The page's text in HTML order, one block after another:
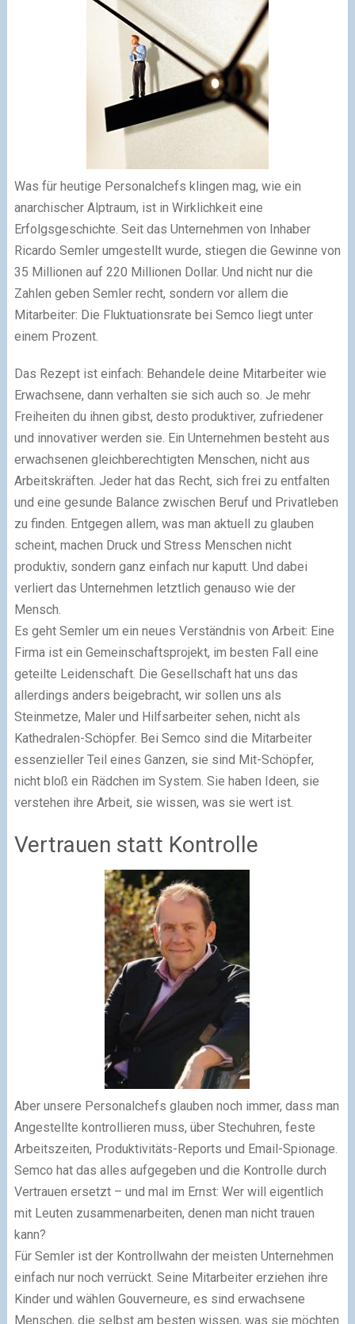
Was für heutige Personalchefs klingen mag, wie ein
anarchischer Alptraum, ist in Wirklichkeit eine
Erfolgsgeschichte. Seit das Unternehmen von Inhaber
Ricardo Semler umgestellt wurde, stiegen die Gewinne von
35 Millionen auf 220 Millionen Dollar. Und nicht nur die
Zahlen geben Semler recht, sondern vor allem die
Mitarbeiter: Die Fluktuationsrate bei Semco liegt unter
einem Prozent.
Das Rezept ist einfach: Behandele deine Mitarbeiter wie
Erwachsene, dann verhalten sie sich auch so. Je mehr
Freiheiten du ihnen gibst, desto produktiver, zufriedener
und innovativer werden sie. Ein Unternehmen besteht aus
erwachsenen gleichberechtigten Menschen, nicht aus
Arbeitskräften. Jeder hat das Recht, sich frei zu entfalten
und eine gesunde Balance zwischen Beruf und Privatleben
zu finden. Entgegen allem, was man aktuell zu glauben
scheint, machen Druck und Stress Menschen nicht
produktiv, sondern ganz einfach nur kaputt. Und dabei
verliert das Unternehmen letztlich genauso wie der
Mensch.
Es geht Semler um ein neues Verständnis von Arbeit: Eine
Firma ist ein Gemeinschaftsprojekt, im besten Fall eine
geteilte Leidenschaft. Die Gesellschaft hat uns das
allerdings anders beigebracht, wir sollen uns als
Steinmetze, Maler und Hilfsarbeiter sehen, nicht als
Kathedralen-Schöpfer. Bei Semco sind die Mitarbeiter
essenzieller Teil eines Ganzen, sie sind Mit-Schöpfer,
nicht bloß ein Rädchen im System. Sie haben Ideen, sie
verstehen ihre Arbeit, sie wissen, was sie wert ist.
Vertrauen statt Kontrolle
Aber unsere Personalchefs glauben noch immer, dass man
Angestellte kontrollieren muss, über Stechuhren, feste
Arbeitszeiten, Produktivitäts-Reports und Email-Spionage.
Semco hat das alles aufgegeben und die Kontrolle durch
Vertrauen ersetzt – und mal im Ernst: Wer will eigentlich
mit Leuten zusammenarbeiten, denen man nicht trauen
kann?
Für Semler ist der Kontrollwahn der meisten Unternehmen
einfach nur noch verrückt. Seine Mitarbeiter erziehen ihre
Kinder und wählen Gouverneure, es sind erwachsene
Menschen, die selbst am besten wissen, was sie möchten